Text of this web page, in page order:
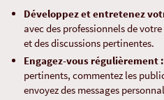
Développez et entretenez
avec des professionnels de
et des discussions pertinentes.
Engagez-vous régulièrement :
pertinents, commentez les
envoyez des messages